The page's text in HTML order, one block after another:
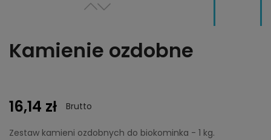
Kamienie ozdobne
16,14 zł Brutto
Zestaw kamieni ozdobnych do biokominka - 1 kg.